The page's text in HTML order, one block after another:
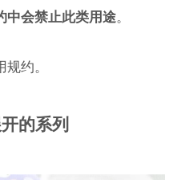
中会禁止此类用途。
约。
的系列